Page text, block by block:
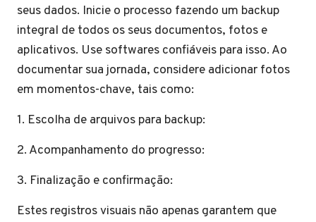
seus dados. Inicie o processo fazendo um backup
integral de todos os seus documentos, fotos e
aplicativos. Use softwares confiáveis para isso. Ao
documentar sua jornada, considere adicionar fotos
em momentos-chave, tais como:
1. Escolha de arquivos para backup:
2. Acompanhamento do progresso:
3. Finalização e confirmação:
Estes registros visuais não apenas garantem que